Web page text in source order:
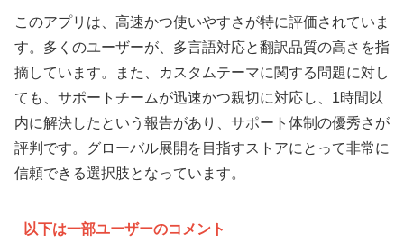
このアプリは、高速かつ使いやすさが特に評価されていま
す。多くのユーザーが、多言語対応と翻訳品質の高さを指
摘しています。また、カスタムテーマに関する問題に対し
ても、サポートチームが迅速かつ親切に対応し、1時間以
内に解決したという報告があり、サポート体制の優秀さが
評判です。グローバル展開を目指すストアにとって非常に
信頼できる選択肢となっています。
以下は一部ユーザーのコメント